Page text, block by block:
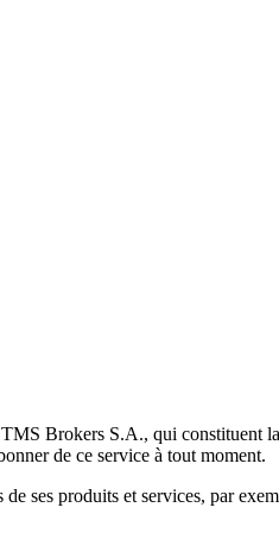
Brokers S.A., qui constituent
de ce service à tout moment.
produits et services, par